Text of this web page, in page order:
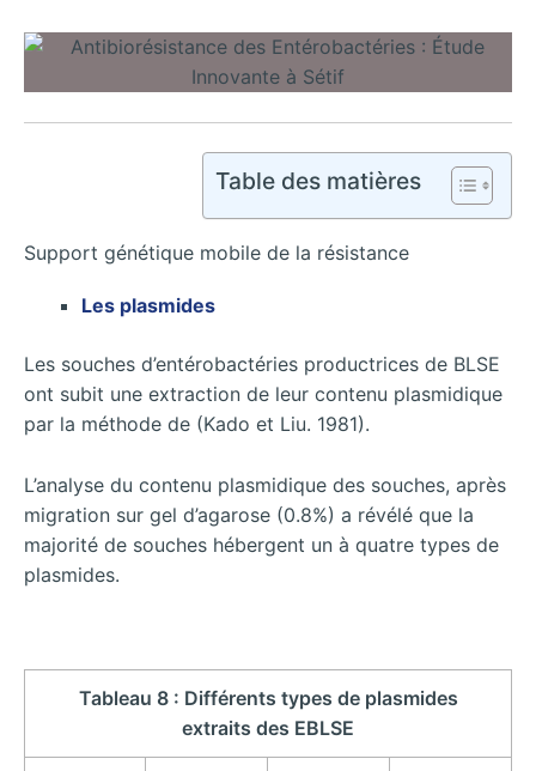
Table des matières
Support génétique mobile de la résistance
Les plasmides
Les souches d’entérobactéries productrices de BLSE
ont subit une extraction de leur contenu plasmidique
par la méthode de (Kado et Liu. 1981).
L’analyse du contenu plasmidique des souches, après
migration sur gel d’agarose (0.8%) a révélé que la
majorité de souches hébergent un à quatre types de
plasmides.
Tableau 8 : Différents types de plasmides
extraits des EBLSE